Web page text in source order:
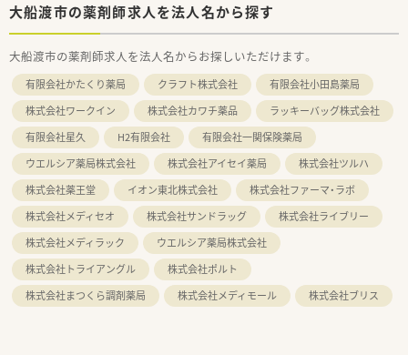
大船渡市の薬剤師求人を法人名から探す
大船渡市の薬剤師求人を法人名からお探しいただけます。
有限会社かたくり薬局 クラフト株式会社
有限会社小田島薬局
株式会社ワークイン
株式会社カワチ薬品
ラッキーバッグ株式会社
有限会社星久
H2有限会社
有限会社一関保険薬局
ウエルシア薬局株式会社
株式会社アイセイ薬局
株式会社ツルハ
株式会社薬王堂
イオン東北株式会社
株式会社ファーマ・ラボ
株式会社メディセオ
株式会社サンドラッグ
株式会社ライブリー
株式会社メディラック
ウエルシア薬局株式会社
株式会社トライアングル
株式会社ポルト
株式会社まつくら調剤薬局
株式会社メディモール 株式会社ブリス